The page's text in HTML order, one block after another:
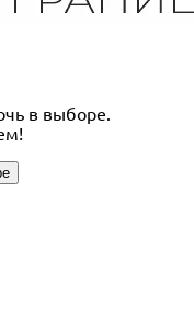
в выборе.